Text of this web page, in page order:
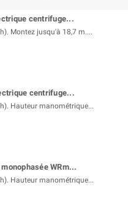
centrifuge...
Montez jusqu'à 18,7 m....
centrifuge...
Hauteur manométrique...
WRm...
Hauteur manométrique...